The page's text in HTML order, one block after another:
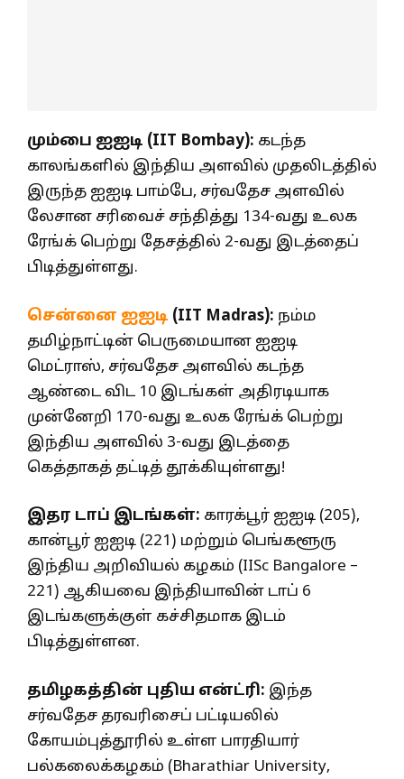
மும்பை ஐஐடி (IIT Bombay): கடந்த
காலங்களில் இந்திய அளவில் முதலிடத்தில்
இருந்த ஐஐடி பாம்பே, சர்வதேச அளவில்
லேசான சரிவைச் சந்தித்து 134-வது உலக
ரேங்க் பெற்று தேசத்தில் 2-வது இடத்தைப்
பிடித்துள்ளது.
சென்னை ஐஐடி (IIT Madras): நம்ம
தமிழ்நாட்டின் பெருமையான ஐஐடி
மெட்ராஸ், சர்வதேச அளவில் கடந்த
ஆண்டை விட 10 இடங்கள் அதிரடியாக
முன்னேறி 170-வது உலக ரேங்க் பெற்று
இந்திய அளவில் 3-வது இடத்தை
கெத்தாகத் தட்டித் தூக்கியுள்ளது!
இதர டாப் இடங்கள்: காரக்பூர் ஐஐடி (205),
கான்பூர் ஐஐடி (221) மற்றும் பெங்களூரு
இந்திய அறிவியல் கழகம் (IISc Bangalore –
221) ஆகியவை இந்தியாவின் டாப் 6
இடங்களுக்குள் கச்சிதமாக இடம்
பிடித்துள்ளன.
தமிழகத்தின் புதிய என்ட்ரி: இந்த
சர்வதேச தரவரிசைப் பட்டியலில்
கோயம்புத்தூரில் உள்ள பாரதியார்
பல்கலைக்கழகம் (Bharathiar University,